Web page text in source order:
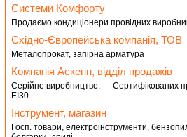
Системи Комфорту
Продаємо кондиціонери провідних
Східно-Європейська компанія, ТОВ
Металопрокат, запірна арматура
Компанія Аскенн, відділ продажів
Серійне виробництво: Сертифікованих
ЕI30...
Інструмент, магазин
Госп. товари, електроінструменти,